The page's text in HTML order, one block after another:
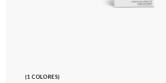
(1 COLORES)